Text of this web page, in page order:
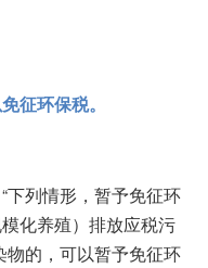
征环保税。
下列情形，暂予免征环
化养殖）排放应税污
物的，可以暂予免征环